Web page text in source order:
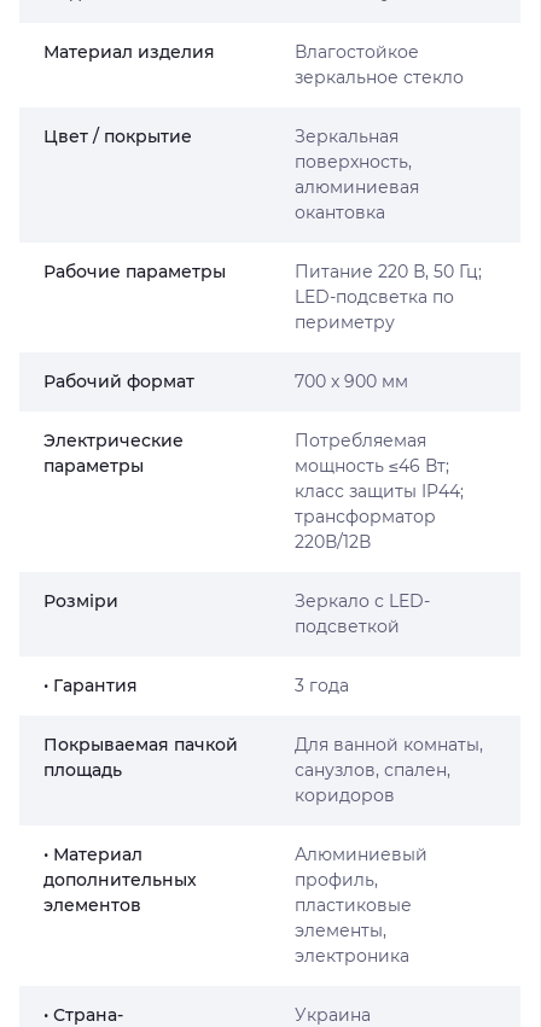
Материал изделия
Влагостойкое
зеркальное стекло
Цвет / покрытие
Зеркальная
поверхность,
алюминиевая
окантовка
Рабочие параметры
Питание 220 В, 50 Гц;
LED-подсветка по
периметру
Рабочий формат 700 x 900 мм
Электрические
параметры
Потребляемая
мощность ≤46 Вт;
класс защиты IP44;
трансформатор
220В/12В
Розміри
Зеркало с LED-
подсветкой
• Гарантия 3 года
Покрываемая пачкой
площадь
Для ванной комнаты,
санузлов, спален,
коридоров
• Материал
дополнительных
элементов
Алюминиевый
профиль,
пластиковые
элементы,
электроника
• Страна-
Украина